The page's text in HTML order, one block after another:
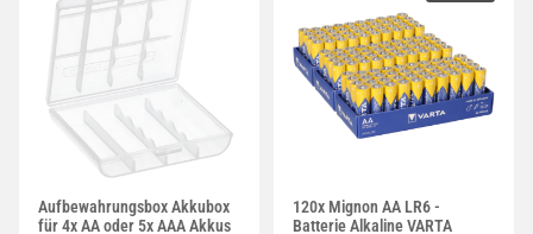
Aufbewahrungsbox Akkubox
für 4x AA oder 5x AAA Akkus
120x Mignon AA LR6 -
Batterie Alkaline VARTA